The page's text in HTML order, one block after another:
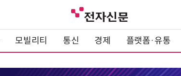
모빌리티 통신 경제 플랫폼·유통